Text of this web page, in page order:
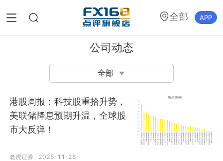
全部 APP
公司动态
全部
港股周报：科技股重拾升势，
美联储降息预期升温，全球股
市大反弹！
老虎证券 2025-11-28